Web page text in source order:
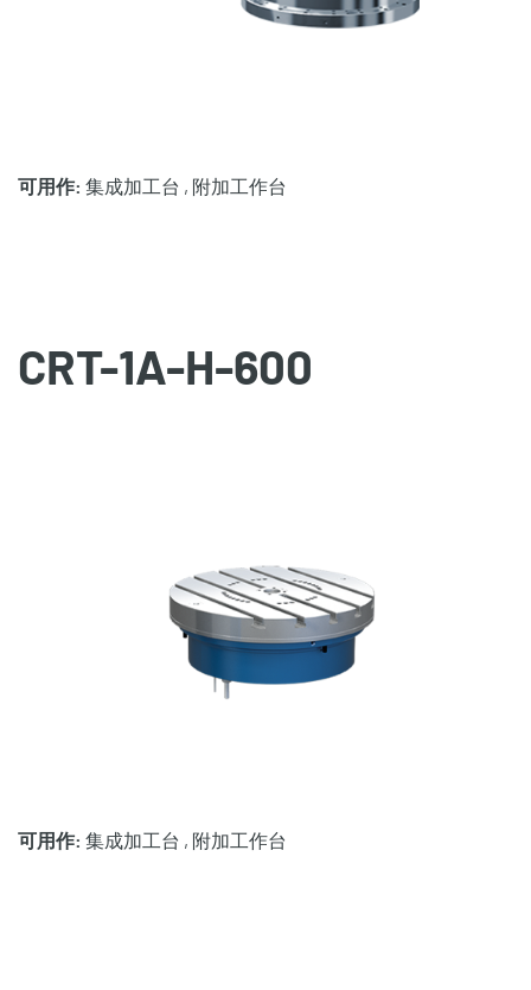
可用作: 集成加工台 , 附加工作台
CRT-1A-H-600
可用作: 集成加工台 , 附加工作台